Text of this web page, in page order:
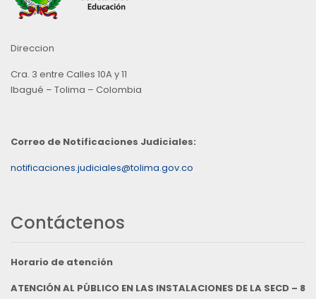
Direccion
Cra. 3 entre Calles 10A y 11
Ibagué – Tolima – Colombia
Correo de Notificaciones Judiciales:
notificaciones.judiciales@tolima.gov.co
Contáctenos
Horario de atención
ATENCIÓN AL PÚBLICO EN LAS INSTALACIONES DE LA SECD – 8